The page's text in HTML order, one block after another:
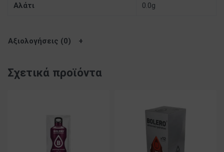
Αλάτι 0.0g
Αξιολογήσεις (0)
Σχετικά προϊόντα